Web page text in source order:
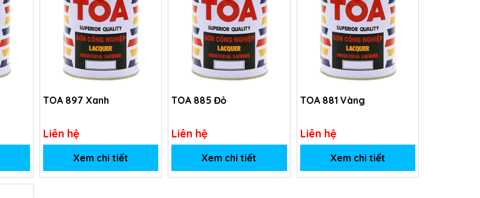
TOA 897 Xanh
Liên hệ
Xem chi tiết
TOA 885 Đỏ
Liên hệ
Xem chi tiết
TOA 881 Vàng
Liên hệ
Xem chi tiết